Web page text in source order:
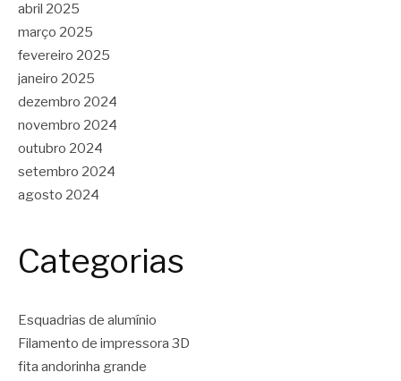
abril 2025
março 2025
fevereiro 2025
janeiro 2025
dezembro 2024
novembro 2024
outubro 2024
setembro 2024
agosto 2024
Categorias
Esquadrias de alumínio
Filamento de impressora 3D
fita andorinha grande